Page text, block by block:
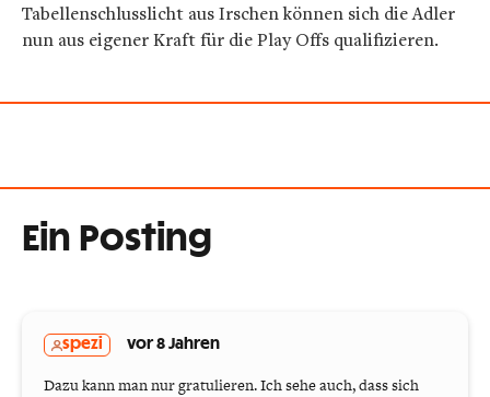
Tabellenschlusslicht aus Irschen können sich die Adler
nun aus eigener Kraft für die Play Offs qualifizieren.
Ein Posting
spezi vor 8 Jahren
Dazu kann man nur gratulieren. Ich sehe auch, dass sich